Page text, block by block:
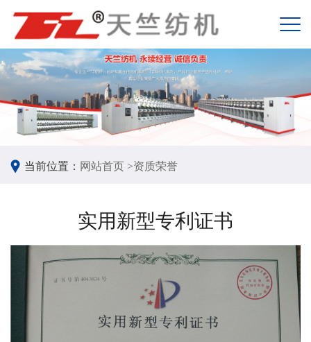
当前位置： 网站首页 >资质荣誉
实用新型专利证书